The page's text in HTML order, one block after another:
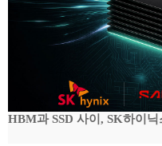
HBM과 SSD 사이, SK하이